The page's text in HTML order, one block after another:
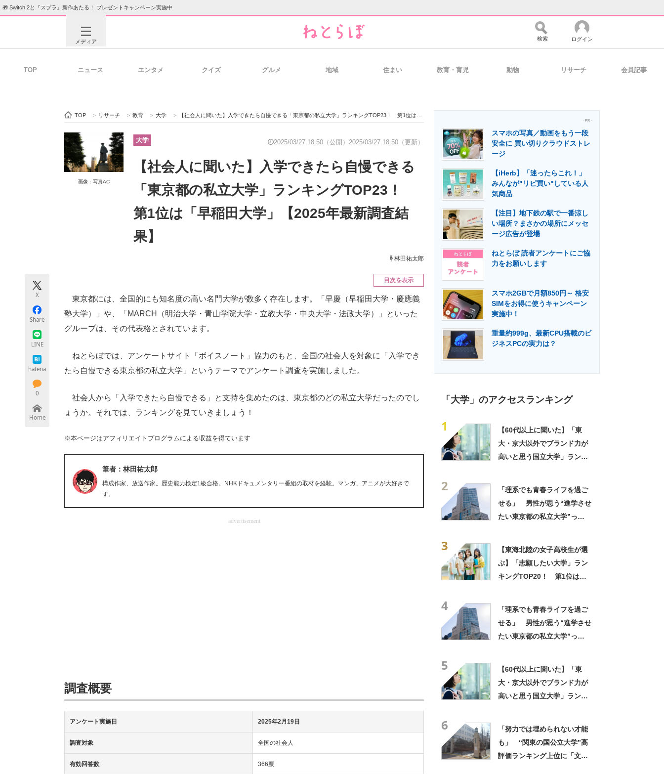
🎁 Switch 2と『スプラ』新作あたる！ プレゼントキャンペーン実施中
メディア
ビジネスと働き方のヒント 経営リーダーのコミュニティ マーケ×ITの今がよく分かる
ITエンジニア向け専門サイト 企業向けIT製品の総合サイト 製造業のIT導入・活用を支援
モノづくり技術者専門サイト エネルギーの専門メディア 建設×テクノロジーの最前線
検索 ログイン
TOP ニュース エンタメ クイズ グルメ 地域 住まい 教育・育児 動物 リサーチ 会員記事
TOP > リサーチ > 教育 > 大学 > 【社会人に聞いた】入学できたら自慢できる「東京都の私立大学」ランキングTOP23！ 第1位は「早稲田大学」【2025年最新調査結果】
画像：写真AC
大学 2025/03/27 18:50（公開） 2025/03/27 18:50（更新）
【社会人に聞いた】入学できたら自慢できる
「東京都の私立大学」ランキングTOP23！
第1位は「早稲田大学」【2025年最新調査結
果】
林田祐太郎
X
Share
LINE
hatena
0
Home
目次を表示
東京都には、全国的にも知名度の高い名門大学が数多く存在します。「早慶（早稲田大学・慶應義
塾大学）」や、「MARCH（明治大学・青山学院大学・立教大学・中央大学・法政大学）」といった
グループは、その代表格とされています。
ねとらぼでは、アンケートサイト「ボイスノート」協力のもと、全国の社会人を対象に「入学でき
たら自慢できる東京都の私立大学」というテーマでアンケート調査を実施しました。
社会人から「入学できたら自慢できる」と支持を集めたのは、東京都のどの私立大学だったのでし
ょうか。それでは、ランキングを見ていきましょう！
※本ページはアフィリエイトプログラムによる収益を得ています
筆者：林田祐太郎
構成作家、放送作家。歴史能力検定1級合格。NHKドキュメンタリー番組の取材を経験。マンガ、アニメが大好きで
す。
advertisement
調査概要
アンケート実施日 2025年2月19日
調査対象 全国の社会人
有効回答数 366票
- PR -
スマホの写真／動画をもう一段
安全に 買い切りクラウドストレ
ージ
【iHerb】「迷ったらこれ！」
みんなが"リピ買い"している人
気商品
【注目】地下鉄の駅で一番涼し
い場所？まさかの場所にメッセ
ージ広告が登場
ねとらぼ 読者アンケートにご協
力をお願いします
スマホ2GBで月額850円～ 格安
SIMをお得に使うキャンペーン
実施中！
重量約999g、最新CPU搭載のビ
ジネスPCの実力は？
「大学」のアクセスランキング
1
【60代以上に聞いた】「東
大・京大以外でブランド力が
高いと思う国立大学」ランキ
2
「理系でも青春ライフを過ご
せる」 男性が思う“進学させ
たい東京都の私立大学”っ
3
【東海北陸の女子高校生が選
ぶ】「志願したい大学」ラン
キングTOP20！ 第1位は
4
「理系でも青春ライフを過ご
せる」 男性が思う“進学させ
たい東京都の私立大学”っ
5
【60代以上に聞いた】「東
大・京大以外でブランド力が
高いと思う国立大学」ランキ
6
「努力では埋められない才能
も」 “関東の国公立大学”高
評価ランキング上位に「文化